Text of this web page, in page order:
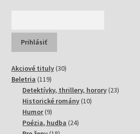
Akciové tituly 3030
Beletria 119119
produktov
Detektívky, thrillery, horory 2323
Historické romány 1010
Humor 99
produktov
Poézia, hudba 2424